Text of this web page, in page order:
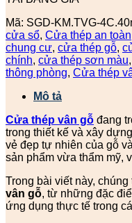
Mã: SGD-KM.TVG-
cửa sổ, Cửa thép an toàn
chung cư, cửa thép gỗ,
chính, cửa thép sơn màu,
thông phòng, Cửa thép
Mô tả
Cửa thép vân gỗ đang
trong thiết kế và xây
vẻ đẹp tự nhiên của gỗ
sản phẩm vừa thẩm mỹ,
Trong bài viết này,
vân gỗ, từ những đặc
ứng dụng thực tế trong